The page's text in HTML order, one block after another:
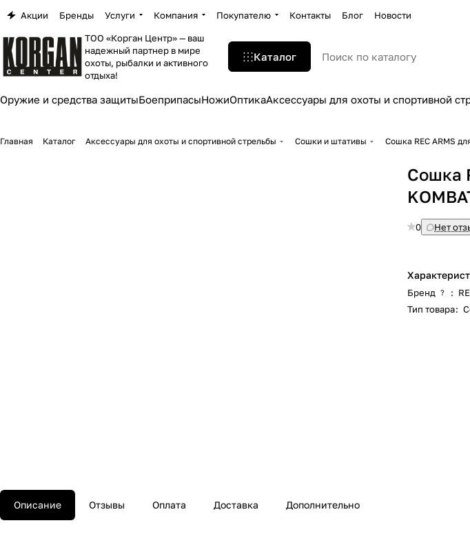
Акции Бренды Услуги Компания Покупателю Контакты Блог Новости
ТОО «Корган Центр» — ваш
надежный партнер в мире
охоты, рыбалки и активного
отдыха!
Каталог
Оружие и средства защитыБоеприпасыНожиОптикаАксессуары для охоты и спортивной
Главная Каталог Аксессуары для охоты и спортивной стрельбы Сошки и штативы Сошка REC ARMS
Сошка
0 Нет
Бренд ? :
Тип товара:
Описание Отзывы Оплата Доставка Дополнительно